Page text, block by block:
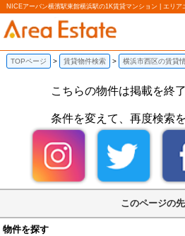
NICEアーバン横濱駅東館横浜駅の1K賃貸マンション | エリア
TOPページ 賃貸物件検索 横浜市西区の賃貸
こちらの物件は掲載を終
条件を変えて、再度検索
このページの
物件を探す